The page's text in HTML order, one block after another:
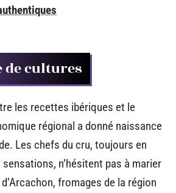
de cultures
les recettes ibériques et le
régional a donné naissance
Les chefs du cru, toujours en
n’hésitent pas à marier
fromages de la région